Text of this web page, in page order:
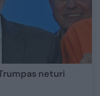
neturi